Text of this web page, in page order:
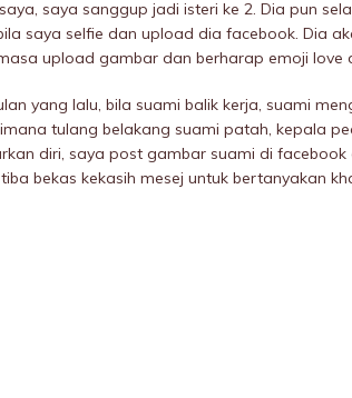
saya sanggup jadi isteri ke 2. Dia pun
saya selfie dan upload dia facebook. Dia
upload gambar dan berharap emoji love
yang lalu, bila suami balik kerja, suami
tuIang belakang suami patah, kepala
diri, saya post gambar suami di
bekas kekasih mesej untuk bertanyakan